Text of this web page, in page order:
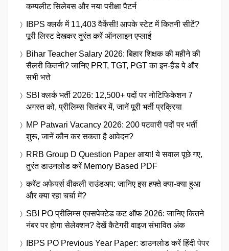
कम्पलीट सिलेबस और नया परीक्षा पैटर्न
IBPS क्लर्क में 11,403 वैकेंसी! आपके स्टेट में कितनी सीटें?
पूरी लिस्ट देखकर तुरंत करें ऑनलाइन एप्लाई
Bihar Teacher Salary 2026: बिहार शिक्षक की महीने की
सैलरी कितनी? जानिए PRT, TGT, PGT का इन-हैंड पे और
सभी भत्ते
SBI क्लर्क भर्ती 2026: 12,500+ पदों पर नोटिफिकेशन 7
अगस्त को, प्रीलिम्स सितंबर में, जानें पूरी भर्ती प्रक्रिया
MP Patwari Vacancy 2026: 200 पटवारी पदों पर भर्ती
शुरू, जानें कौन कर सकता है आवेदन?
RRB Group D Question Paper आया! ये सवाल पूछे गए,
तुरंत डाउनलोड करें Memory Based PDF
करेंट अफेयर्स वीकली राउंडअप: जानिए इस हफ्ते क्या-क्या हुआ
और क्या रहा चर्चा में?
SBI PO प्रीलिम्स एक्सपेक्टेड कट ऑफ 2026: जानिए कितने
नंबर पर होगा सेलेक्शन? देखें कैटेगरी वाइज संभावित अंक
IBPS PO Previous Year Paper: डाउनलोड करें हिंदी पेपर